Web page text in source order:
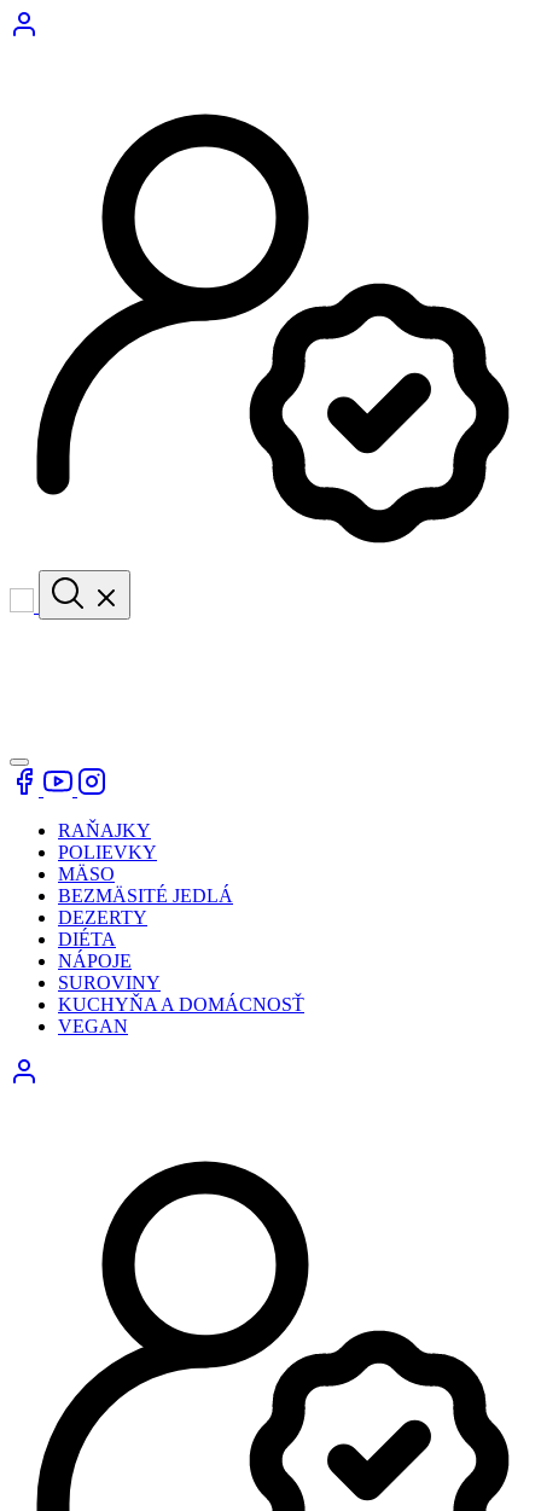
RAŇAJKY
POLIEVKY
MÄSO
BEZMÄSITÉ JEDLÁ
DEZERTY
DIÉTA
NÁPOJE
SUROVINY
KUCHYŇA A DOMÁCNOSŤ
VEGAN